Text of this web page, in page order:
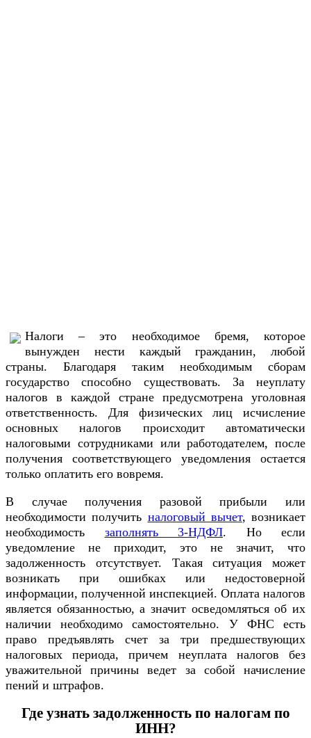
Налоги – это необходимое бремя, которое
вынужден нести каждый гражданин, любой
страны. Благодаря таким необходимым сборам
государство способно существовать. За неуплату
налогов в каждой стране предусмотрена уголовная
ответственность. Для физических лиц исчисление
основных налогов происходит автоматически
налоговыми сотрудниками или работодателем, после
получения соответствующего уведомления остается
только оплатить его вовремя.
В случае получения разовой прибыли или
необходимости получить налоговый вычет, возникает
необходимость заполнять 3-НДФЛ. Но если
уведомление не приходит, это не значит, что
задолженность отсутствует. Такая ситуация может
возникать при ошибках или недостоверной
информации, полученной инспекцией. Оплата налогов
является обязанностью, а значит осведомляться об их
наличии необходимо самостоятельно. У ФНС есть
право предъявлять счет за три предшествующих
налоговых периода, причем неуплата налогов без
уважительной причины ведет за собой начисление
пений и штрафов.
Где узнать задолженность по налогам по
ИНН?